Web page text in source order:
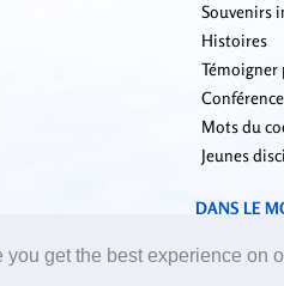
Souvenirs
Histoires
Mots du
Jeunes
DANS LE
get the best experience on